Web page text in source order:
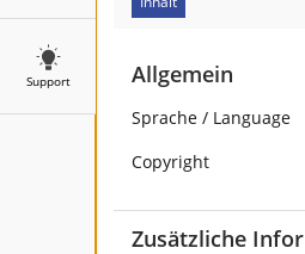
Support Allgemein
Sprache / Language
Copyright
Zusätzliche